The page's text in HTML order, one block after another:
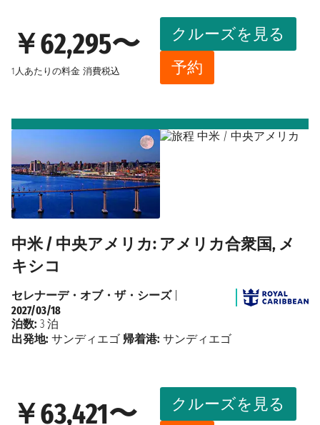
￥62,295〜
1人あたりの料金 消費税込
クルーズを見る
予約
中米 / 中央アメリカ: アメリカ合衆国, メ
キシコ
￥63,421〜 クルーズを見る
セレナーデ・オブ・ザ・シーズ|
2027/03/18
泊数: 3 泊
出発地: サンディエゴ 帰着港: サンディエゴ